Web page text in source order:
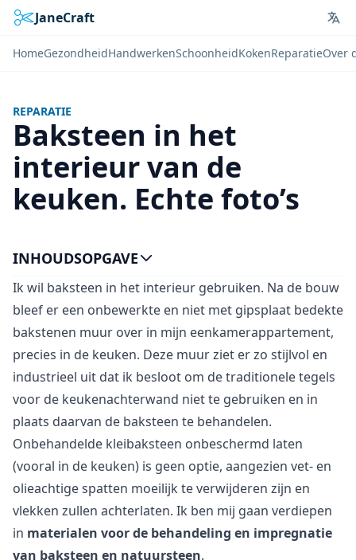
JaneCraft
HomeGezondheidHandwerkenSchoonheidKokenReparatieOver
REPARATIE
Baksteen in het
interieur van de
keuken. Echte foto’s
Ik wil baksteen in het interieur gebruiken. Na de bouw
bleef er een onbewerkte en niet met gipsplaat bedekte
bakstenen muur over in mijn eenkamerappartement,
precies in de keuken. Deze muur ziet er zo stijlvol en
industrieel uit dat ik besloot om de traditionele tegels
voor de keukenachterwand niet te gebruiken en in
plaats daarvan de baksteen te behandelen.
Onbehandelde kleibaksteen onbeschermd laten
(vooral in de keuken) is geen optie, aangezien vet- en
olieachtige spatten moeilijk te verwijderen zijn en
vlekken zullen achterlaten. Ik ben mij gaan verdiepen
in materialen voor de behandeling en impregnatie
van baksteen en natuursteen.
INHOUDSOPGAVE